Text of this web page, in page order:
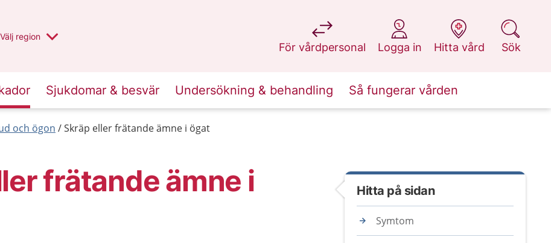
Du har valt region
Välj en annan
region
För vårdpersonal
på 1177.se
Logga in
på 1177.se
Hitta vård
på 1177.se
Sök
på 1177.se
Sjukdomar & besvär Undersökning & behandling Så fungerar vården
och ögon Skräp eller frätande ämne i ögat
frätande ämne i
Hitta på sidan
Symtom